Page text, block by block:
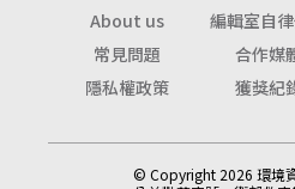
About us
編輯室自
常見問題
合作媒
隱私權政策
獲獎紀
© Copyright 2026 環境